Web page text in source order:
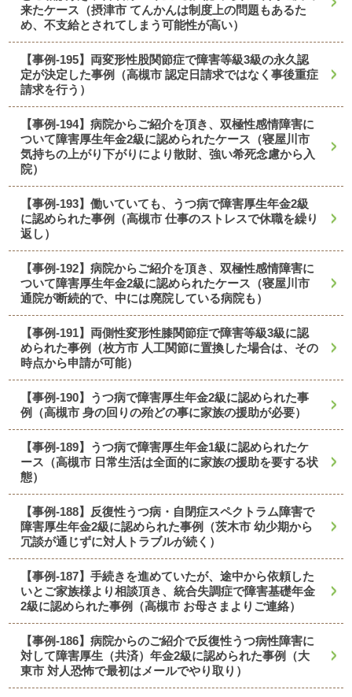
来たケース（摂津市 てんかんは制度上の問題もあるた
め、不支給とされてしまう可能性が高い）
【事例-195】両変形性股関節症で障害等級3級の永久認
定が決定した事例（高槻市 認定日請求ではなく事後重症
請求を行う）
【事例-194】病院からご紹介を頂き、双極性感情障害に
ついて障害厚生年金2級に認められたケース（寝屋川市
気持ちの上がり下がりにより散財、強い希死念慮から入
院）
【事例-193】働いていても、うつ病で障害厚生年金2級
に認められた事例（高槻市 仕事のストレスで休職を繰り
返し）
【事例-192】病院からご紹介を頂き、双極性感情障害に
ついて障害厚生年金2級に認められたケース（寝屋川市
通院が断続的で、中には廃院している病院も）
【事例-191】両側性変形性膝関節症で障害等級3級に認
められた事例（枚方市 人工関節に置換した場合は、その
時点から申請が可能）
【事例-190】うつ病で障害厚生年金2級に認められた事
例（高槻市 身の回りの殆どの事に家族の援助が必要）
【事例-189】うつ病で障害厚生年金1級に認められたケ
ース（高槻市 日常生活は全面的に家族の援助を要する状
態）
【事例-188】反復性うつ病・自閉症スペクトラム障害で
障害厚生年金2級に認められた事例（茨木市 幼少期から
冗談が通じずに対人トラブルが続く）
【事例-187】手続きを進めていたが、途中から依頼した
いとご家族様より相談頂き、統合失調症で障害基礎年金
2級に認められた事例（高槻市 お母さまよりご連絡）
【事例-186】病院からのご紹介で反復性うつ病性障害に
対して障害厚生（共済）年金2級に認められた事例（大
東市 対人恐怖で最初はメールでやり取り）